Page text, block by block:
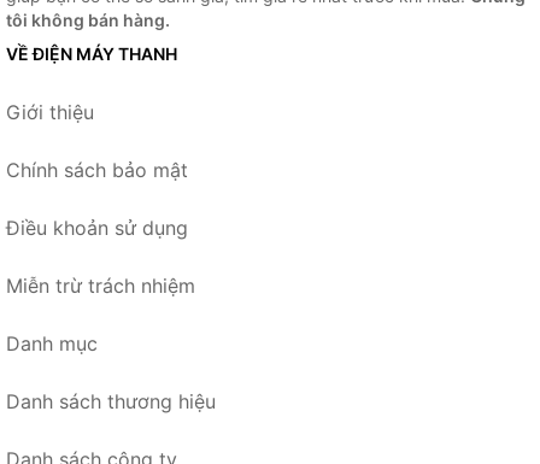
tôi không bán hàng.
VỀ ĐIỆN MÁY THANH
Giới thiệu
Chính sách bảo mật
Điều khoản sử dụng
Miễn trừ trách nhiệm
Danh mục
Danh sách thương hiệu